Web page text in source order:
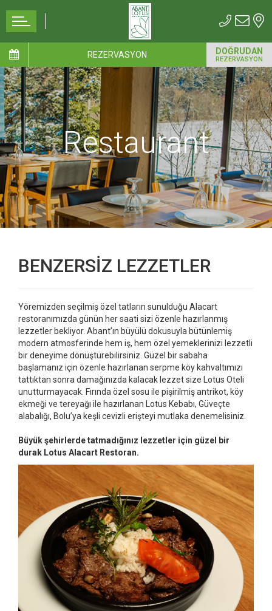
REZERVASYON DOĞRUDAN
REZERVASYON
Restaurant
BENZERSİZ LEZZETLER
Yöremizden seçilmiş özel tatların sunulduğu Alacart
restoranımızda günün her saati sizi özenle hazırlanmış
lezzetler bekliyor. Abant’ın büyülü dokusuyla bütünlemiş
modern atmosferinde hem iş, hem özel yemeklerinizi lezzetli
bir deneyime dönüştürebilirsiniz. Güzel bir sabaha
başlamanız için özenle hazırlanan serpme köy kahvaltımızı
tattıktan sonra damağınızda kalacak lezzet size Lotus Oteli
unutturmayacak. Fırında özel sosu ile pişirilmiş antrikot, köy
ekmeği ve tereyağı ile hazırlanan Lotus Kebabı, Güveçte
alabalığı, Bolu’ya keşli cevizli erişteyi mutlaka denemelisiniz.
Büyük şehirlerde tatmadığınız lezzetler için güzel bir
durak Lotus Alacart Restoran.